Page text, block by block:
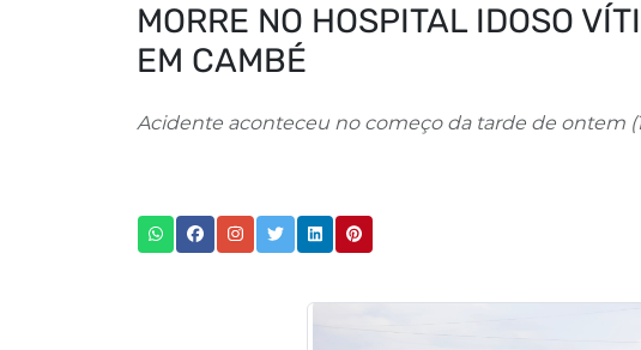
MORRE NO HOSPITAL IDOSO
EM CAMBÉ
Acidente aconteceu no começo da tarde de ontem